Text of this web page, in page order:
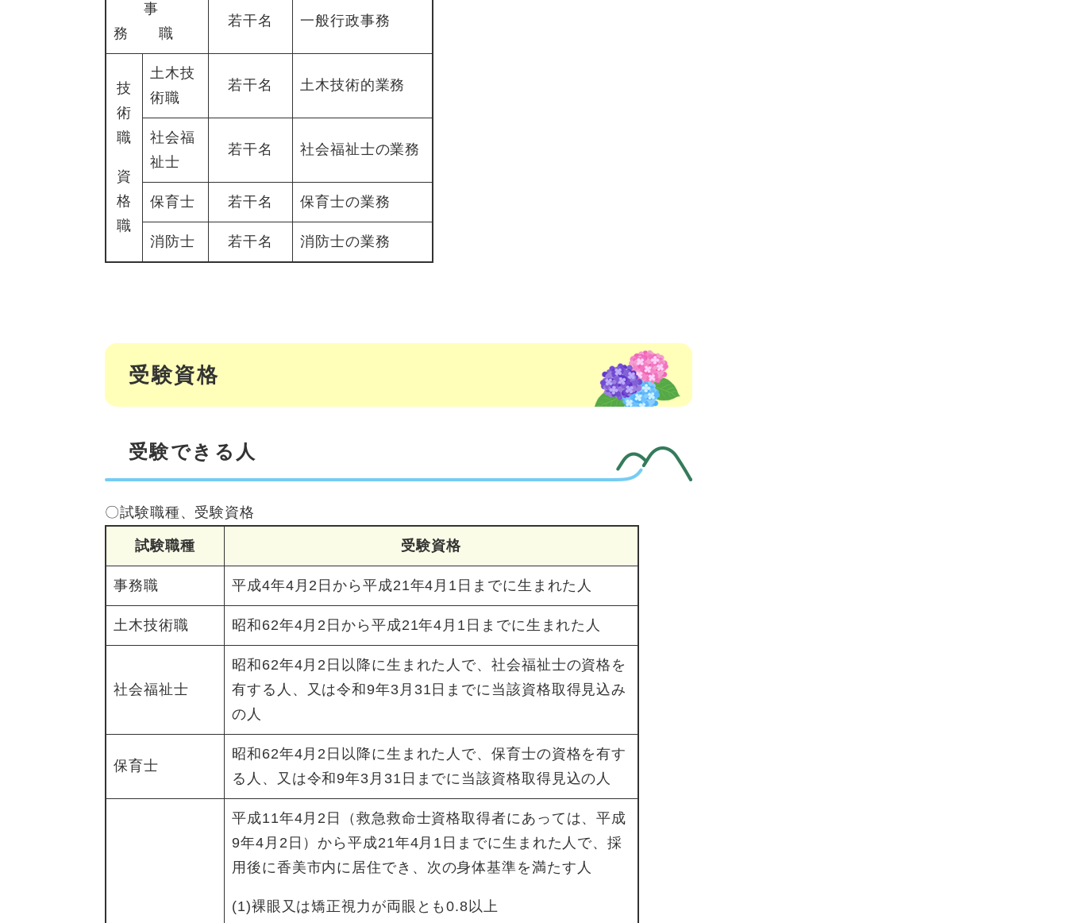
事
務 職
若干名 一般行政事務
技
術
職
資
格
職
土木技
術職
若干名 土木技術的業務
社会福
祉士
若干名 社会福祉士の業務
保育士 若干名 保育士の業務
消防士 若干名 消防士の業務
受験資格
受験できる人
〇試験職種、受験資格
試験職種 受験資格
事務職 平成4年4月2日から平成21年4月1日までに生まれた人
土木技術職 昭和62年4月2日から平成21年4月1日までに生まれた人
社会福祉士
昭和62年4月2日以降に生まれた人で、社会福祉士の資格を
有する人、又は令和9年3月31日までに当該資格取得見込み
の人
保育士
昭和62年4月2日以降に生まれた人で、保育士の資格を有す
る人、又は令和9年3月31日までに当該資格取得見込の人
平成11年4月2日（救急救命士資格取得者にあっては、平成
9年4月2日）から平成21年4月1日までに生まれた人で、採
用後に香美市内に居住でき、次の身体基準を満たす人
(1)裸眼又は矯正視力が両眼とも0.8以上